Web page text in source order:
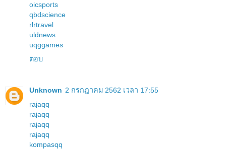
oicsports
qbdscience
rlrtravel
uldnews
uqggames
ตอบ
Unknown 2 กรกฎาคม 2562 เวลา 17:55
rajaqq
rajaqq
rajaqq
rajaqq
kompasqq